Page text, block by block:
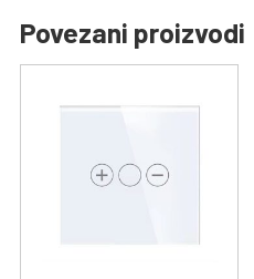
Povezani proizvodi